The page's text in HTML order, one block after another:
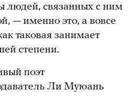
людей, связанных с ним
— именно это, а вовсе
таковая занимает
степени.
поэт
Ли Муюань